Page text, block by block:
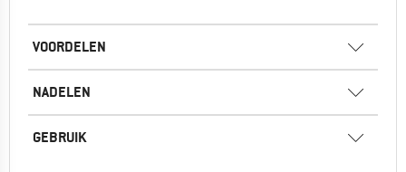
VOORDELEN
NADELEN
GEBRUIK